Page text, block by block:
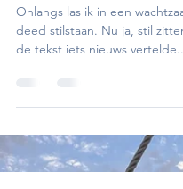
3 okt 2025
3 minuten
Lifecoaching
vandaag nog
Onlangs las ik in een
deed stilstaan. Nu ja, stil zitten dan. :) Niet
de tekst iets nieuws